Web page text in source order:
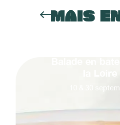
MAIS
Balade en